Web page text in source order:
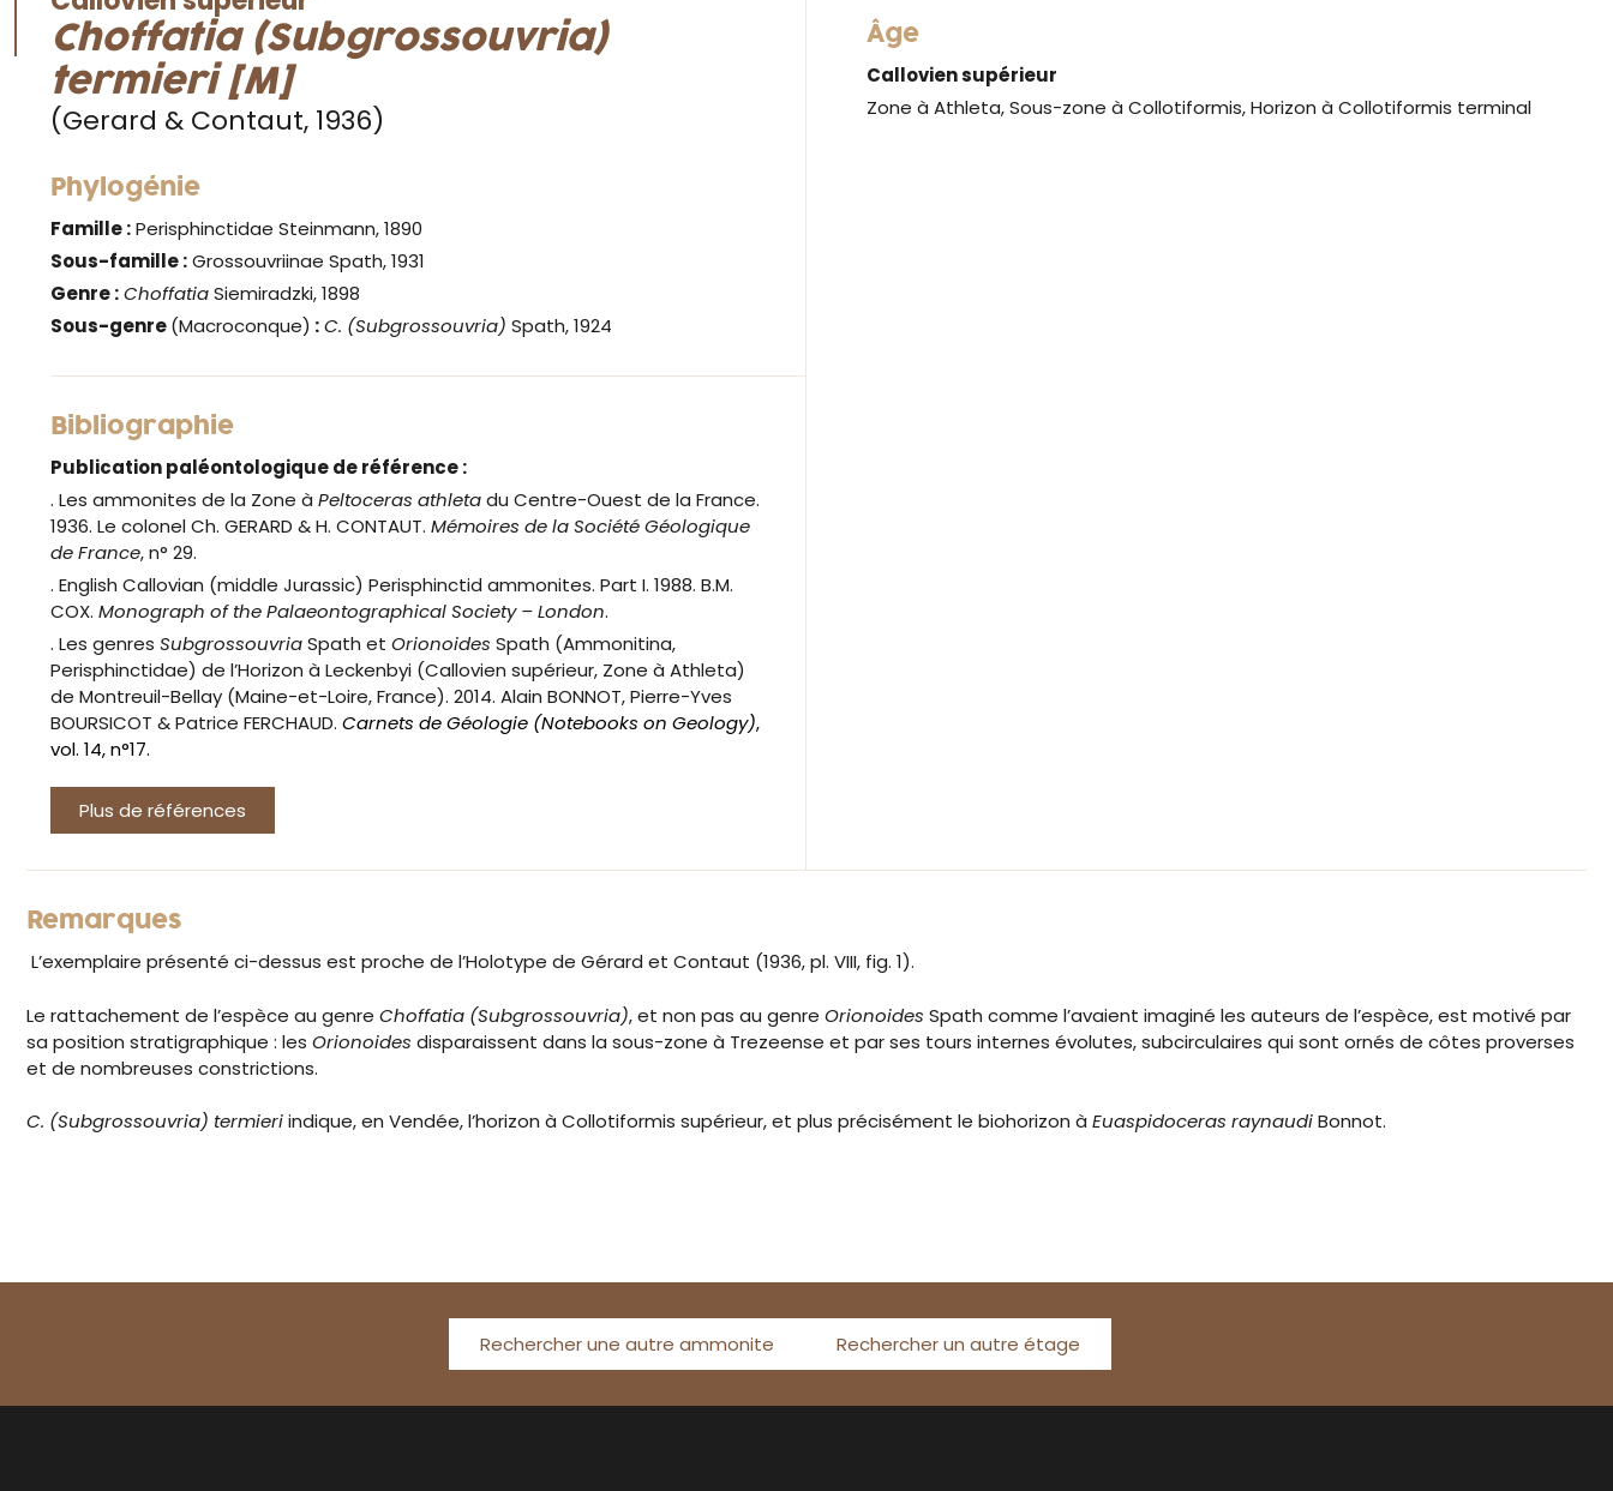
Choffatia (Subgrossouvria)
termieri [M]
(Gerard & Contaut, 1936)
Phylogénie
Famille :Perisphinctidae Steinmann, 1890
Sous-famille :Grossouvriinae Spath, 1931
Genre:ChoffatiaSiemiradzki, 1898
Sous-genre(Macroconque) :C. (Subgrossouvria) Spath, 1924
Bibliographie
Publication paléontologique de référence :
. Les ammonites de la Zone à Peltoceras athletadu Centre-Ouest de la France.
1936. Le colonel Ch. GERARD & H. CONTAUT. Mémoires de la Société Géologique
de France, n° 29.
. English Callovian (middle Jurassic) Perisphinctid ammonites. Part I. 1988. B.M.
COX. Monograph of the Palaeontographical Society – London.
. Les genres SubgrossouvriaSpath et Orionoides Spath (Ammonitina,
Perisphinctidae) de l’Horizon à Leckenbyi (Callovien supérieur, Zone à Athleta)
de Montreuil-Bellay (Maine-et-Loire, France). 2014. Alain BONNOT, Pierre-Yves
BOURSICOT & Patrice FERCHAUD. Carnets de Géologie (Notebooks on Geology),
vol. 14, n°17.
Plus de références
Âge
Callovien supérieur
Zone à Athleta, Sous-zone à Collotiformis, Horizon à Collotiformis terminal
Remarques
L’exemplaire présenté ci-dessus est proche de l’Holotype de Gérard et Contaut (1936, pl. VIII, fig. 1).
Le rattachement de l’espèce au genre Choffatia (Subgrossouvria), et non pas au genre Orionoides Spath comme l’avaient imaginé les auteurs de l’espèce, est motivé par
sa position stratigraphique : les Orionoides disparaissent dans la sous-zone à Trezeense et par ses tours internes évolutes, subcirculaires qui sont ornés de côtes proverses
et de nombreuses constrictions.
C. (Subgrossouvria) termieriindique, en Vendée, l’horizon à Collotiformis supérieur, et plus précisément le biohorizon à Euaspidoceras raynaudiBonnot.
Rechercher une autre ammonite Rechercher un autre étage